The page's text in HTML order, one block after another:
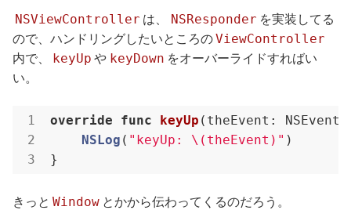
NSViewController は、 NSResponder を実装してる
ので、ハンドリングしたいところのViewController
内で、 keyUp や keyDown をオーバーライドすればい
い。
override func keyUp (theEvent: NSEvent)
NSLog ( "keyUp: \(theEvent)" )
きっと Window とかから伝わってくるのだろう。